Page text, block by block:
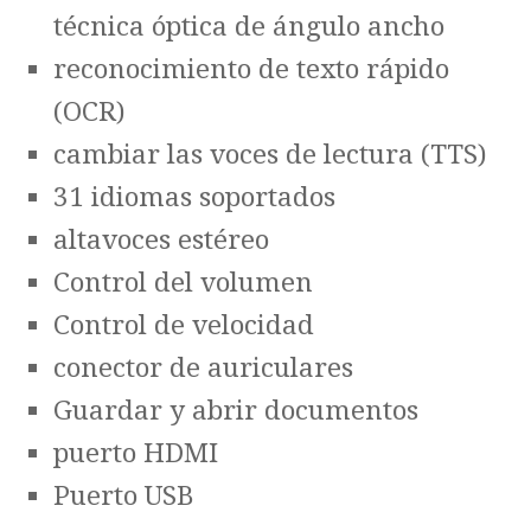
técnica óptica de ángulo ancho
reconocimiento de texto rápido
(OCR)
cambiar las voces de lectura (TTS)
31 idiomas soportados
altavoces estéreo
Control del volumen
Control de velocidad
conector de auriculares
Guardar y abrir documentos
puerto HDMI
Puerto USB